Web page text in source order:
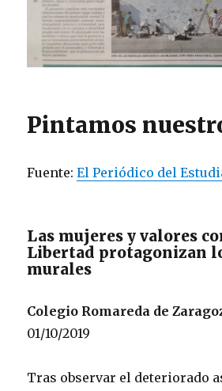
Pintamos
Fuente:El Periódico del
Las mujeres y valores
Libertad protagonizan
murales
Colegio Romareda de
01/10/2019
Tras observar el deteriorado